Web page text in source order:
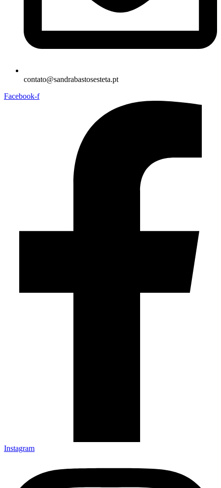
contato@sandrabastosesteta.pt
Facebook-f
Instagram